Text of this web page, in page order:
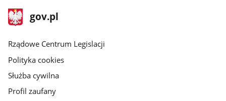
stopka
gov.plStrona
gov.pl
Rządowe Centrum Legislacji
Polityka cookies
Służba cywilna
Profil zaufany